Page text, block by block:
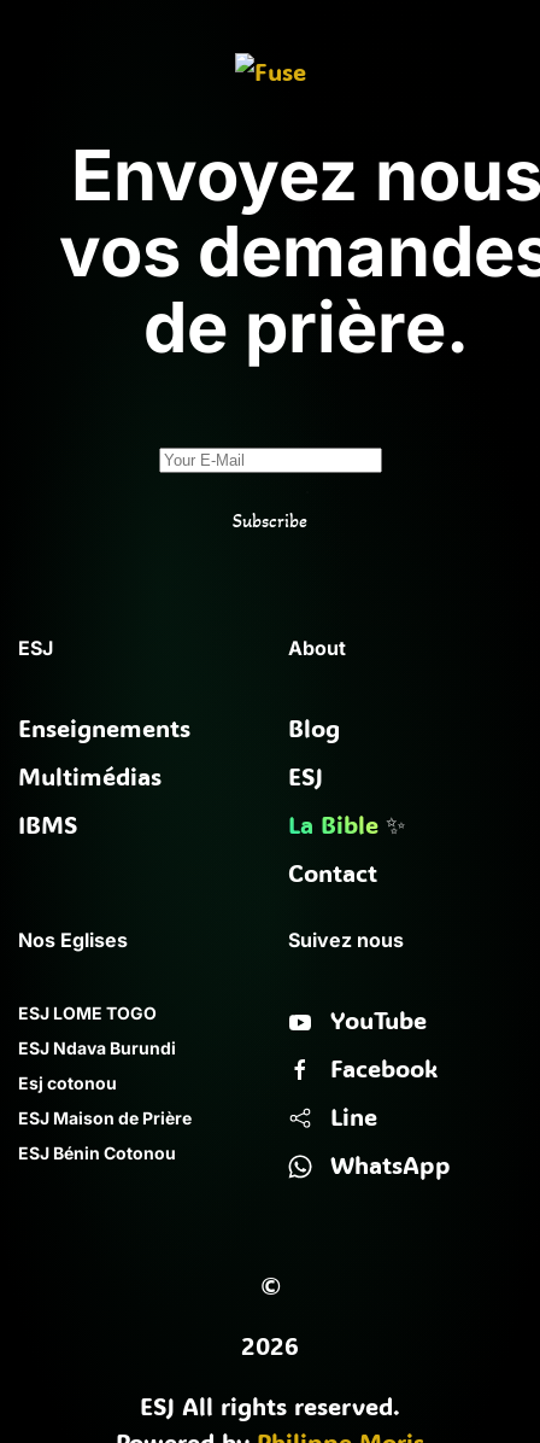
Envoyez
vos
de prière.
Subscribe
ESJ
Enseignements
Multimédias
IBMS
About
Blog
ESJ
La Bible ✨
Contact
Nos Eglises
ESJ LOME TOGO
ESJ Ndava Burundi
Esj cotonou
ESJ Maison de Prière
ESJ Bénin Cotonou
Suivez nous
YouTube
Facebook
Line
WhatsApp
©
2026
ESJ All rights reserved.